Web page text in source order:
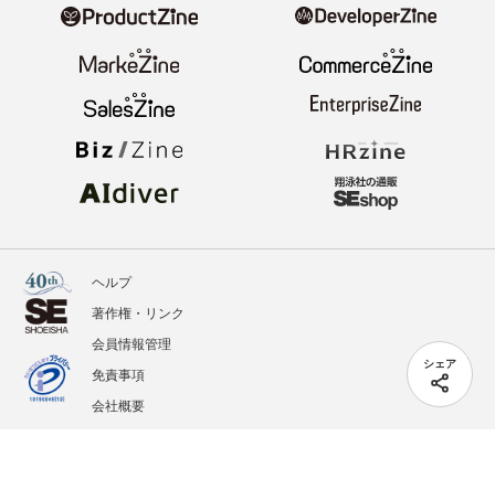
シェア
ヘルプ
著作権・リンク
会員情報管理
免責事項
会社概要